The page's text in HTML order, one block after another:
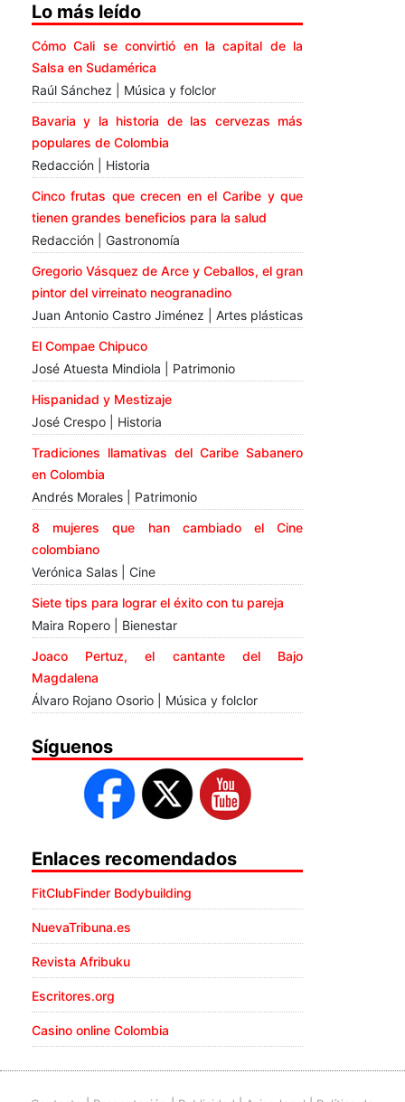
Lo más leído
Cómo Cali se convirtió en la capital de la
Salsa en Sudamérica
Raúl Sánchez | Música y folclor
Bavaria y la historia de las cervezas más
populares de Colombia
Redacción | Historia
Cinco frutas que crecen en el Caribe y que
tienen grandes beneficios para la salud
Redacción | Gastronomía
Gregorio Vásquez de Arce y Ceballos, el gran
pintor del virreinato neogranadino
Juan Antonio Castro Jiménez | Artes plásticas
El Compae Chipuco
José Atuesta Mindiola | Patrimonio
Hispanidad y Mestizaje
José Crespo | Historia
Tradiciones llamativas del Caribe Sabanero
en Colombia
Andrés Morales | Patrimonio
8 mujeres que han cambiado el Cine
colombiano
Verónica Salas | Cine
Siete tips para lograr el éxito con tu pareja
Maira Ropero | Bienestar
Joaco Pertuz, el cantante del Bajo
Magdalena
Álvaro Rojano Osorio | Música y folclor
Síguenos
Enlaces recomendados
FitClubFinder Bodybuilding
NuevaTribuna.es
Revista Afribuku
Escritores.org
Casino online Colombia